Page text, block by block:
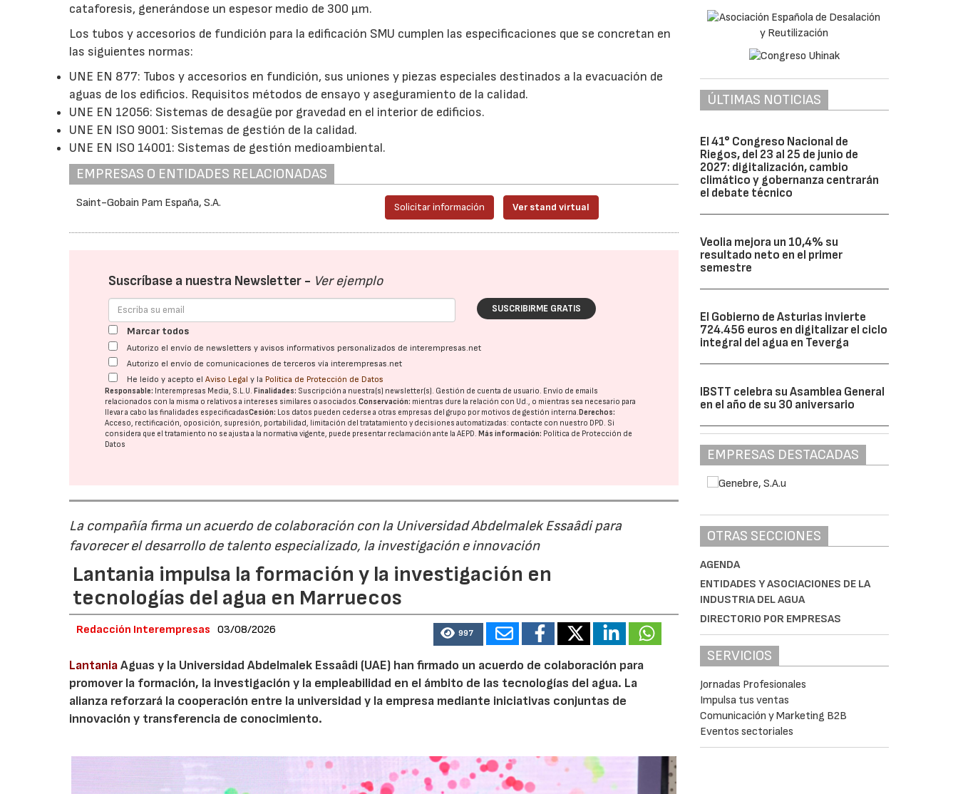
cataforesis, generándose un espesor medio de 300 µm.
Los tubos y accesorios de fundición para la edificación SMU cumplen las especificaciones que se concretan en
las siguientes normas:
UNE EN 877: Tubos y accesorios en fundición, sus uniones y piezas especiales destinados a la evacuación de
aguas de los edificios. Requisitos métodos de ensayo y aseguramiento de la calidad.
UNE EN 12056: Sistemas de desagüe por gravedad en el interior de edificios.
UNE EN ISO 9001: Sistemas de gestión de la calidad.
UNE EN ISO 14001: Sistemas de gestión medioambiental.
EMPRESAS O ENTIDADES RELACIONADAS
Saint-Gobain Pam España, S.A. Solicitar información Ver stand virtual
Suscríbase a nuestra Newsletter - Ver ejemplo
SUSCRIBIRME GRATIS
Marcar todos
Autorizo el envío de newsletters y avisos informativos personalizados de interempresas.net
Autorizo el envío de comunicaciones de terceros vía interempresas.net
He leído y acepto elAviso Legal y la Política de Protección de Datos
Responsable: Interempresas Media, S.L.U.Finalidades: Suscripción a nuestra(s) newsletter(s). Gestión de cuenta de usuario. Envío de emails
relacionados con la misma o relativos a intereses similares o asociados.Conservación: mientras dure la relación con Ud., o mientras sea necesario para
llevar a cabo las finalidades especificadasCesión: Los datos pueden cederse a otras empresas del grupo por motivos de gestión interna.Derechos:
Acceso, rectificación, oposición, supresión, portabilidad, limitación del tratatamiento y decisiones automatizadas: contacte con nuestro DPD . Si
considera que el tratamiento no se ajusta a la normativa vigente, puede presentar reclamación ante laAEPD .Más información: Política de Protección de
Datos
La compañía firma un acuerdo de colaboración con la Universidad Abdelmalek Essaâdi para
favorecer el desarrollo de talento especializado, la investigación e innovación
Lantania impulsa la formación y la investigación en
tecnologías del agua en Marruecos
Redacción Interempresas 03/08/2026 997
LantaniaAguas y la Universidad Abdelmalek Essaâdi (UAE) han firmado un acuerdo de colaboración para
promover la formación, la investigación y la empleabilidad en el ámbito de las tecnologías del agua. La
alianza reforzará la cooperación entre la universidad y la empresa mediante iniciativas conjuntas de
innovación y transferencia de conocimiento.
ÚLTIMAS NOTICIAS
El 41° Congreso Nacional de
Riegos, del 23 al 25 de junio de
2027: digitalización, cambio
climático y gobernanza centrarán
el debate técnico
Veolia mejora un 10,4% su
resultado neto en el primer
semestre
El Gobierno de Asturias invierte
724.456 euros en digitalizar el ciclo
integral del agua en Teverga
IBSTT celebra su Asamblea General
en el año de su 30 aniversario
EMPRESAS DESTACADAS
OTRAS SECCIONES
AGENDA
ENTIDADES Y ASOCIACIONES DE LA
INDUSTRIA DEL AGUA
DIRECTORIO POR EMPRESAS
SERVICIOS
Jornadas Profesionales
Impulsa tus ventas
Comunicación y Marketing B2B
Eventos sectoriales